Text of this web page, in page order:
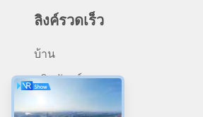
ลิงค์รวดเร็ว
บ้าน
ผลิตภัณฑ์